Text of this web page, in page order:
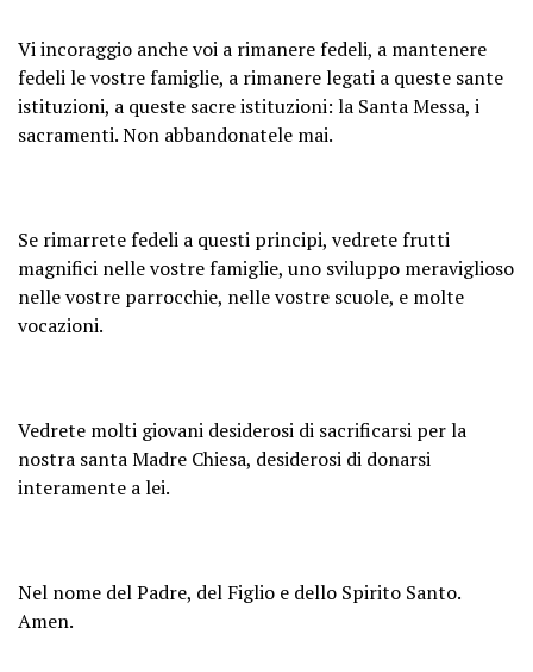
Vi incoraggio anche voi a rimanere fedeli, a mantenere
fedeli le vostre famiglie, a rimanere legati a queste sante
istituzioni, a queste sacre istituzioni: la Santa Messa, i
sacramenti. Non abbandonatele mai.
Se rimarrete fedeli a questi principi, vedrete frutti
magnifici nelle vostre famiglie, uno sviluppo meraviglioso
nelle vostre parrocchie, nelle vostre scuole, e molte
vocazioni.
Vedrete molti giovani desiderosi di sacrificarsi per la
nostra santa Madre Chiesa, desiderosi di donarsi
interamente a lei.
Nel nome del Padre, del Figlio e dello Spirito Santo.
Amen.